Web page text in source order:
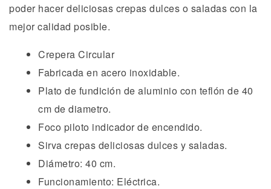
poder hacer deliciosas crepas dulces o saladas con la
mejor calidad posible.
Crepera Circular
Fabricada en acero inoxidable.
Plato de fundición de aluminio con teflón de 40
cm de diametro.
Foco piloto indicador de encendido.
Sirva crepas deliciosas dulces y saladas.
Diámetro: 40 cm.
Funcionamiento: Eléctrica.